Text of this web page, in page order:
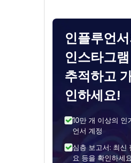
인플루언
인스타그
추적하고
인하세요!
10만 개 이상의 인
언서 계정
심층 보고서: 최신
요 등을 확인하세요